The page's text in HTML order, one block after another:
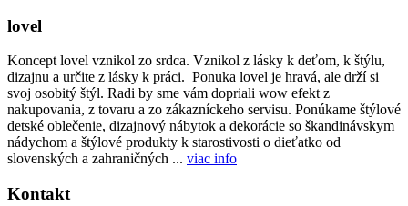
lovel
Koncept lovel vznikol zo srdca. Vznikol z lásky k deťom, k štýlu,
dizajnu a určite z lásky k práci. Ponuka lovel je hravá, ale drží si
svoj osobitý štýl. Radi by sme vám dopriali wow efekt z
nakupovania, z tovaru a zo zákazníckeho servisu. Ponúkame štýlové
detské oblečenie, dizajnový nábytok a dekorácie so škandinávskym
nádychom a štýlové produkty k starostivosti o dieťatko od
slovenských a zahraničných ... viac info
Kontakt